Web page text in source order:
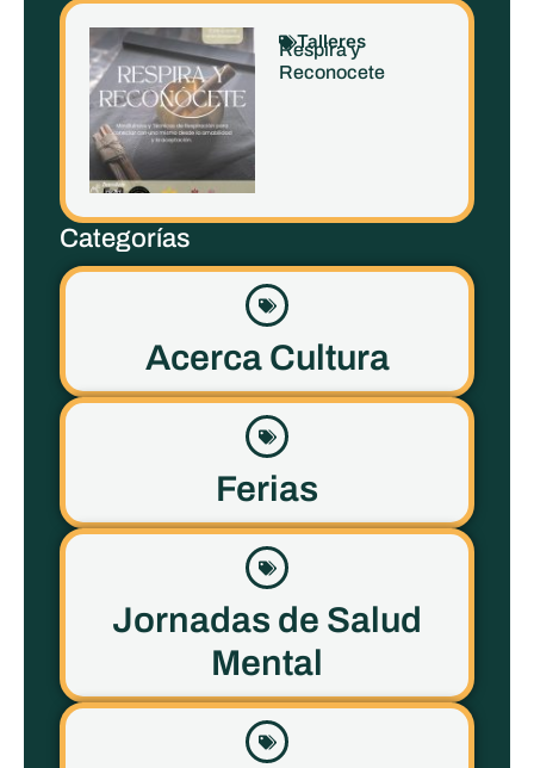
Talleres
Respira y
Reconocete
Categorías
Acerca Cultura
Ferias
Jornadas de Salud
Mental